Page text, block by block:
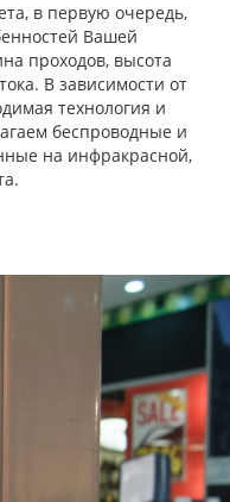
в первую очередь,
Вашей
проходов, высота
В зависимости от
технология и
беспроводные и
на инфракрасной,